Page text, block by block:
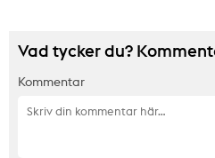
Vad tycker du?
Kommentar